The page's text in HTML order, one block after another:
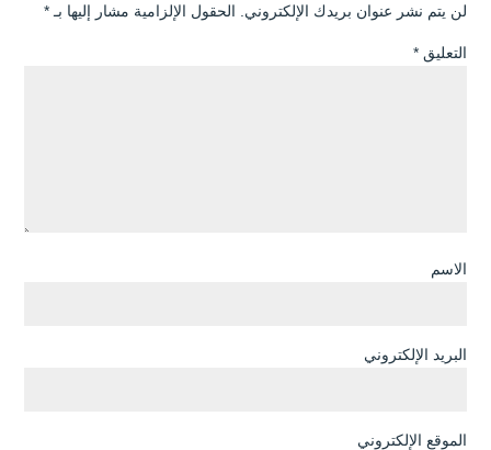
لن يتم نشر عنوان بريدك الإلكتروني. الحقول الإلزامية مشار إليها بـ *
التعليق *
الاسم
البريد الإلكتروني
الموقع الإلكتروني